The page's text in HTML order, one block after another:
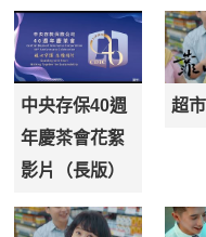
中央存保40週
年慶茶會花絮
影片（長版）
超